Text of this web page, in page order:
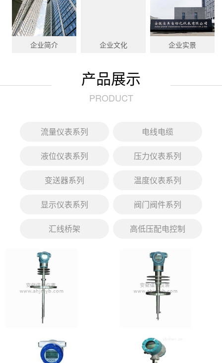
企业简介 企业文化 企业实景
产品展示
PRODUCT
流量仪表系列 电线电缆
液位仪表系列 压力仪表系列
变送器系列 温度仪表系列
显示仪表系列 阀门阀件系列
汇线桥架 高低压配电控制